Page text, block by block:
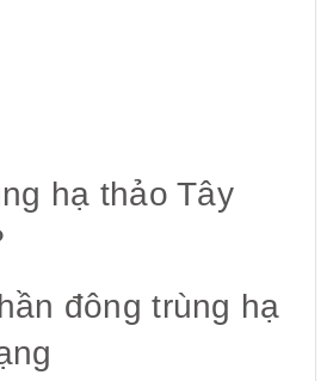
hạ thảo Tây
đông trùng hạ